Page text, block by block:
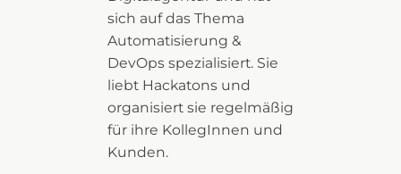
sich auf das Thema
Automatisierung &
DevOps spezialisiert. Sie
liebt Hackatons und
organisiert sie regelmäßig
für ihre KollegInnen und
Kunden.